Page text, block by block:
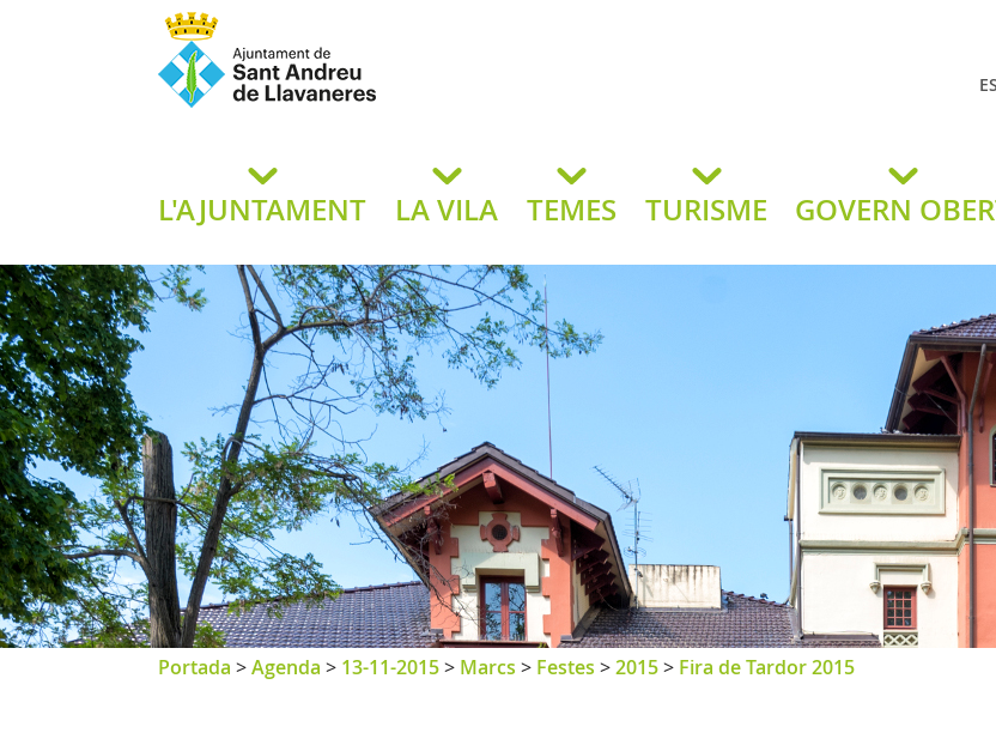
de Llavaneres
ES
L'AJUNTAMENT LA VILA TEMES TURISME GOVERN
Portada >Agenda > 13-11-2015> Marcs > Festes >2015> Fira de Tardor 2015